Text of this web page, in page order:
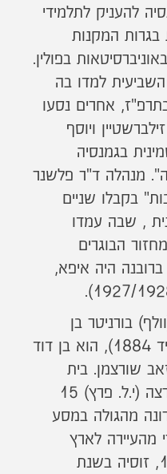
להעניק לתלמידי
המקנות
בפולין.
למדו בה
אחרים נסעו
ויוסף
בגמנסיה
מנהלה ד"ר פלשנר
בקבלו שניים
, שבה עמדו
הבוגרים
היה איפא,
בורניטר בן
מרדכי (מורדקו), סוחר, (יליד 1884), הוא בן דוד
שורצמן. בית
משפחת בורינטר ברחוב פרצה (י.ל. פרץ) 15
מהגולה במסע
מהעיירה לארץ
ישראל: יהודה בשנת 1922, זוסיה בשנת